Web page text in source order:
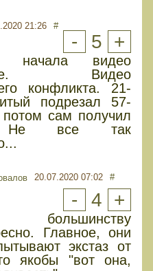
21:26 #
- 5 +
видео
Видео
конфликта. 21-
подрезал 57-
потом сам получил
Не все так
20.07.2020 07:02 #
- 4 +
Главное, они
экстаз от
якобы "вот она,